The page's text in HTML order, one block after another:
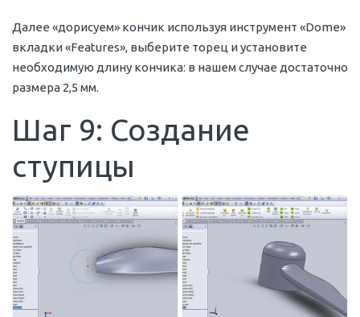
Далее «дорисуем» кончик используя инструмент «Dome»
вкладки «Features», выберите торец и установите
необходимую длину кончика: в нашем случае достаточно
размера 2,5 мм.
Шаг 9: Создание
ступицы